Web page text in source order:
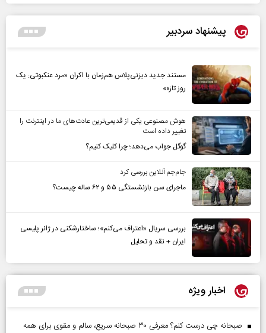
پیشنهاد سردبیر
مستند جدید دیزنی‌پلاس هم‌زمان با اکران «مرد عنکبوتی: یک
روز تازه»
هوش مصنوعی یکی از قدیمی‌ترین عادت‌های ما در اینترنت را
تغییر داده است
گوگل جواب می‌دهد؛ چرا کلیک کنیم؟
جام‌جم آنلاین بررسی کرد
ماجرای سن بازنشستگی ۵۵ و ۶۲ ساله چیست؟
بررسی سریال «اعتراف می‌کنم»؛ ساختارشکنی در ژانر پلیسی
ایران + نقد و تحلیل
اخبار ویژه
صبحانه چی درست کنم؟ معرفی ۳۰ صبحانه سریع، سالم و مقوی برای همه